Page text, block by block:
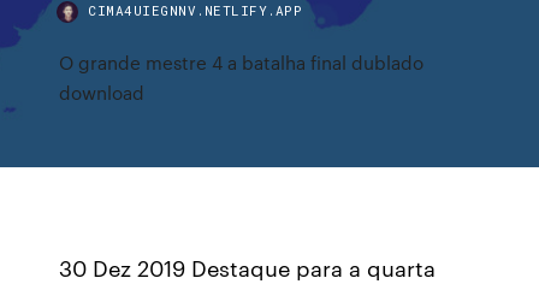
CIMA4UIEGNNV.NETLIFY.APP
O grande mestre 4 a batalha final dublado
download
30 Dez 2019 Destaque para a quarta